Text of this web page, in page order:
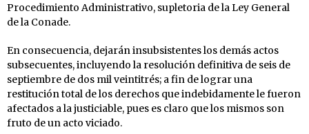
Procedimiento Administrativo, supletoria de la Ley General
de la Conade.
En consecuencia, dejarán insubsistentes los demás actos
subsecuentes, incluyendo la resolución definitiva de seis de
septiembre de dos mil veintitrés; a fin de lograr una
restitución total de los derechos que indebidamente le fueron
afectados a la justiciable, pues es claro que los mismos son
fruto de un acto viciado.